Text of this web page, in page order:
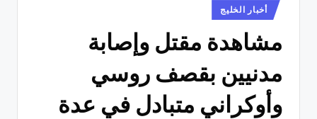
يو
م
ى
الرياضية
والسياسية
والاقتصادية.
نُشر
في
أخبار الخليج
مشاهدة مقتل وإصابة
مدنيين بقصف روسي
وأوكراني متبادل في عدة